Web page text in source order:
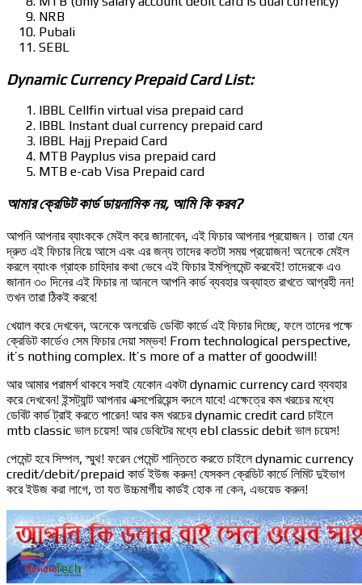
NRB
Pubali
SEBL
Dynamic Currency Prepaid Card List:
IBBL Cellfin virtual visa prepaid card
IBBL Instant dual currency prepaid card
IBBL Hajj Prepaid Card
MTB Payplus visa prepaid card
MTB e-cab Visa Prepaid card
আমার ক্রেডিট কার্ড ডায়নামিক নয়, আমি কি করব?
আপনি আপনার ব্যাংককে মেইল করে জানাবেন, এই ফিচার আপনার প্রয়োজন। তারা যেন
দ্রুত এই ফিচার নিয়ে আসে এবং এর জন্য তাদের কতটা সময় প্রয়োজন! অনেকে মেইল
করলে ব্যাংক গ্রাহক চাহিদার কথা ভেবে এই ফিচার ইমপ্লিমেন্ট করবেই! তাদেরকে এও
জানান ৩০ দিনের এই ফিচার না আনলে আপনি কার্ড ব্যবহার অব্যাহত রাখতে আগ্রহী নন!
তখন তারা ঠিকই করবে!
খেয়াল করে দেখবেন, অনেকে অলরেডি ডেবিট কার্ডে এই ফিচার দিচ্ছে, ফলে তাদের পক্ষে
ক্রেডিট কার্ডেও সেম ফিচার দেয়া সম্ভব! From technological perspective,
it’s nothing complex. It’s more of a matter of goodwill!
আর আমার পরামর্শ থাকবে সবাই যেকোন একটা dynamic currency card ব্যবহার
করে দেখবেন! ইন্সট্যান্ট আপনার এক্সপেরিয়েন্স বদলে যাবে! এক্ষেত্রে কম খরচের মধ্যে
ডেবিট কার্ড ট্রাই করতে পারেন! আর কম খরচের dynamic credit card চাইলে
mtb classic ভাল চয়েস! আর ডেবিটের মধ্যে ebl classic debit ভাল চয়েস!
পেমেন্ট হবে সিম্পল, স্মুথ! ফরেন পেমেন্ট শান্তিতে করতে চাইলে dynamic currency
credit/debit/prepaid কার্ড ইউজ করুন! যেসকল ক্রেডিট কার্ডে লিমিট দুইভাগ
করে ইউজ করা লাগে, তা যত উচ্চমার্গীয় কার্ডই হোক না কেন, এভয়েড করুন!